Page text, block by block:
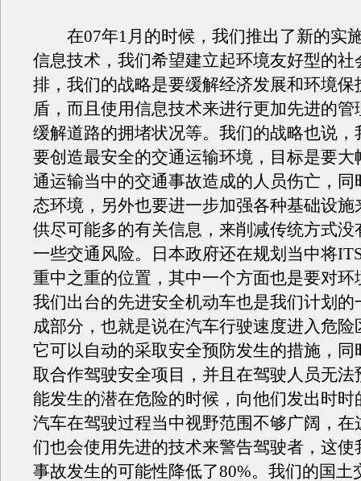
在07年1月的时候，我们推出了新的实
信息技术，我们希望建立起环境友好型的社
排，我们的战略是要缓解经济发展和环境保
盾，而且使用信息技术来进行更加先进的管
缓解道路的拥堵状况等。我们的战略也说，
要创造最安全的交通运输环境，目标是要大
通运输当中的交通事故造成的人员伤亡，同
态环境，另外也要进一步加强各种基础设施
供尽可能多的有关信息，来削减传统方式没
一些交通风险。日本政府还在规划当中将
重中之重的位置，其中一个方面也是要对环
我们出台的先进安全机动车也是我们计划的
成部分，也就是说在汽车行驶速度进入危险
它可以自动的采取安全预防发生的措施，同
取合作驾驶安全项目，并且在驾驶人员无法
能发生的潜在危险的时候，向他们发出时时
汽车在驾驶过程当中视野范围不够广阔，在
们也会使用先进的技术来警告驾驶者，这使
事故发生的可能性降低了80%。我们的国土